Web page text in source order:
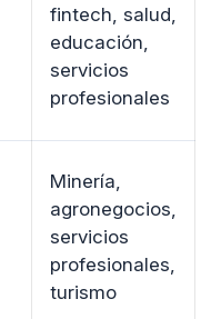
fintech, salud,
educación,
servicios
profesionales
Minería,
agronegocios,
servicios
profesionales,
turismo